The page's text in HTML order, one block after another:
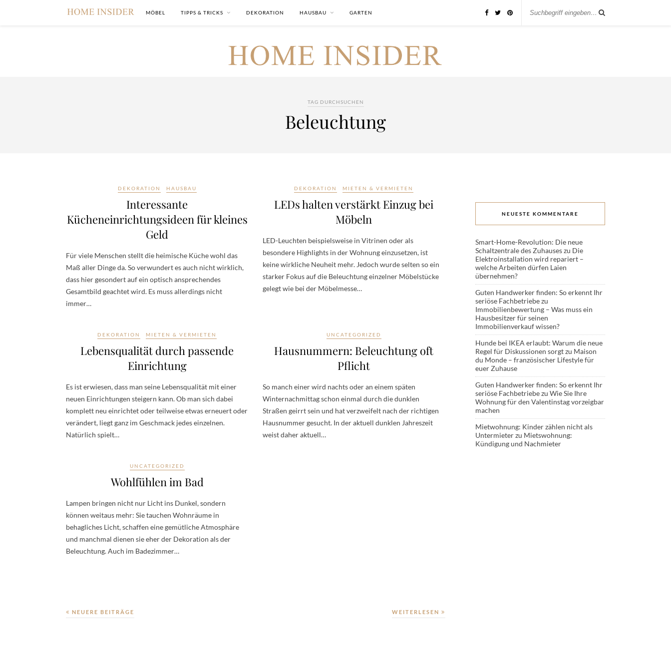
MÖBEL TIPPS & TRICKS DEKORATION HAUSBAU GARTEN
TAG DURCHSUCHEN
Beleuchtung
DEKORATION HAUSBAU
Interessante
Kücheneinrichtungsideen für kleines
Geld
Für viele Menschen stellt die heimische Küche wohl das
Maß aller Dinge da. So verwundert es auch nicht wirklich,
dass hier gesondert auf ein optisch ansprechendes
Gesamtbild geachtet wird. Es muss allerdings nicht
immer…
DEKORATION MIETEN & VERMIETEN
LEDs halten verstärkt Einzug bei
Möbeln
LED-Leuchten beispielsweise in Vitrinen oder als
besondere Highlights in der Wohnung einzusetzen, ist
keine wirkliche Neuheit mehr. Jedoch wurde selten so ein
starker Fokus auf die Beleuchtung einzelner Möbelstücke
gelegt wie bei der Möbelmesse…
DEKORATION MIETEN & VERMIETEN
Lebensqualität durch passende
Einrichtung
Es ist erwiesen, dass man seine Lebensqualität mit einer
neuen Einrichtungen steigern kann. Ob man sich dabei
komplett neu einrichtet oder teilweise etwas erneuert oder
verändert, liegt ganz im Geschmack jedes einzelnen.
Natürlich spielt…
UNCATEGORIZED
Hausnummern: Beleuchtung oft
Pflicht
So manch einer wird nachts oder an einem späten
Winternachmittag schon einmal durch die dunklen
Straßen geirrt sein und hat verzweifelt nach der richtigen
Hausnummer gesucht. In der aktuell dunklen Jahreszeit
weist daher aktuell…
UNCATEGORIZED
Wohlfühlen im Bad
Lampen bringen nicht nur Licht ins Dunkel, sondern
können weitaus mehr: Sie tauchen Wohnräume in
behagliches Licht, schaffen eine gemütliche Atmosphäre
und manchmal dienen sie eher der Dekoration als der
Beleuchtung. Auch im Badezimmer…
WEITERLESEN
NEUERE BEITRÄGE
NEUESTE KOMMENTARE
Smart-Home-Revolution: Die neue
Schaltzentrale des Zuhauseszu Die
Elektroinstallation wird repariert –
welche Arbeiten dürfen Laien
übernehmen?
Guten Handwerker finden: So erkennt Ihr
seriöse Fachbetriebezu
Immobilienbewertung – Was muss ein
Hausbesitzer für seinen
Immobilienverkauf wissen?
Hunde bei IKEA erlaubt: Warum die neue
Regel für Diskussionen sorgtzu Maison
du Monde – französischer Lifestyle für
euer Zuhause
Guten Handwerker finden: So erkennt Ihr
seriöse Fachbetriebezu Wie Sie Ihre
Wohnung für den Valentinstag vorzeigbar
machen
Mietwohnung: Kinder zählen nicht als
Untermieterzu Mietswohnung:
Kündigung und Nachmieter